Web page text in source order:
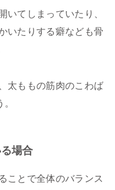
いてしまっていたり、
いたりする癖なども骨
太ももの筋肉のこわば
場合
ことで全体のバランス